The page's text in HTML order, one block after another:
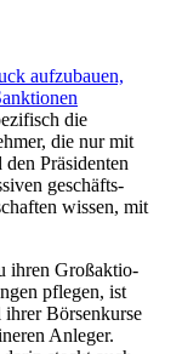
aufzu­bauen,
die
die nur mit
Präsi­denten
geschäfts­
wissen, mit
ihren Großak­tio­
pflegen, ist
ihrer Börsen­kurse
Anleger.